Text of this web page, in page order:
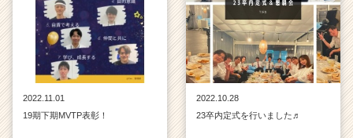
2022.11.01
19期下期MVTP表彰！
2022.10.28
23卒内定式を行いました♬